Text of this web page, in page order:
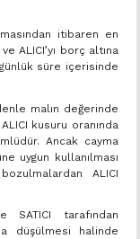
itibaren en
ALICI’yı borç altına
süre içerisinde
malın değerinde
kusuru oranında
Ancak cayma
uygun kullanılması
ALICI
SATICI tarafından
düşülmesi halinde